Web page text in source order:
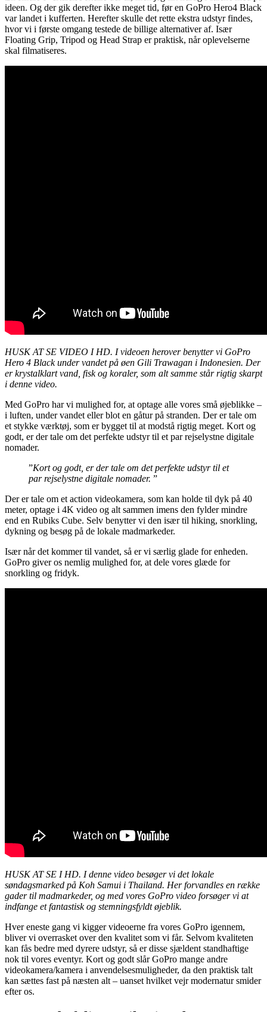
ideen. Og der gik derefter ikke meget tid, før en GoPro Hero4 Black
var landet i kufferten. Herefter skulle det rette ekstra udstyr findes,
hvor vi i første omgang testede de billige alternativer af. Især
Floating Grip, Tripod og Head Strap er praktisk, når oplevelserne
skal filmatiseres.
HUSK AT SE VIDEO I HD. I videoen herover benytter vi GoPro
Hero 4 Black under vandet på øen Gili Trawagan i Indonesien. Der
er krystalklart vand, fisk og koraler, som alt samme står rigtig skarpt
i denne video.
Med GoPro har vi mulighed for, at optage alle vores små øjeblikke –
i luften, under vandet eller blot en gåtur på stranden. Der er tale om
et stykke værktøj, som er bygget til at modstå rigtig meget. Kort og
godt, er der tale om det perfekte udstyr til et par rejselystne digitale
nomader.
”Kort og godt, er der tale om det perfekte udstyr til et
par rejselystne digitale nomader. ”
Der er tale om et action videokamera, som kan holde til dyk på 40
meter, optage i 4K video og alt sammen imens den fylder mindre
end en Rubiks Cube. Selv benytter vi den især til hiking, snorkling,
dykning og besøg på de lokale madmarkeder.
Især når det kommer til vandet, så er vi særlig glade for enheden.
GoPro giver os nemlig mulighed for, at dele vores glæde for
snorkling og fridyk.
HUSK AT SE I HD. I denne video besøger vi det lokale
søndagsmarked på Koh Samui i Thailand. Her forvandles en række
gader til madmarkeder, og med vores GoPro video forsøger vi at
indfange et fantastisk og stemningsfyldt øjeblik.
Hver eneste gang vi kigger videoerne fra vores GoPro igennem,
bliver vi overrasket over den kvalitet som vi får. Selvom kvaliteten
kan fås bedre med dyrere udstyr, så er disse sjældent standhaftige
nok til vores eventyr. Kort og godt slår GoPro mange andre
videokamera/kamera i anvendelsesmuligheder, da den praktisk talt
kan sættes fast på næsten alt – uanset hvilket vejr modernatur smider
efter os.